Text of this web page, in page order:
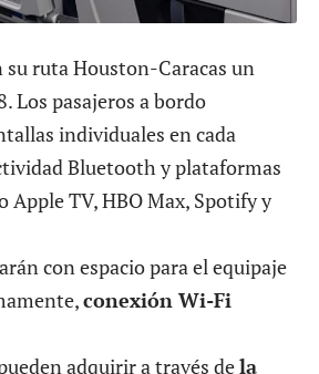
ruta Houston-Caracas un
Los pasajeros a bordo
individuales en cada
Bluetooth y plataformas
Apple TV, HBO Max, Spotify y
con espacio para el equipaje
conexión Wi-Fi
adquirir a través dela